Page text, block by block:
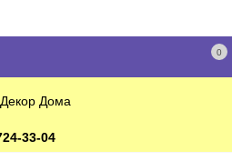
0
33-04